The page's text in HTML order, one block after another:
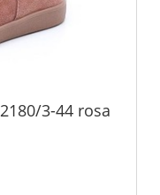
3-44 rosa